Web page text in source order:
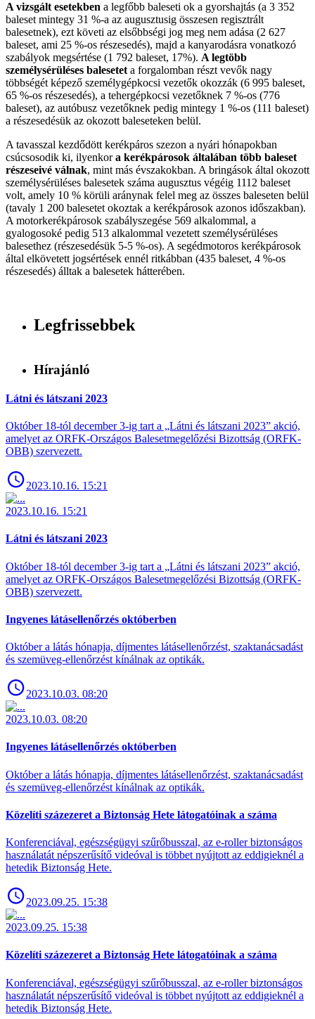
A vizsgált esetekben a legfőbb baleseti ok a gyorshajtás (a 3 352
baleset mintegy 31 %-a az augusztusig összesen regisztrált
balesetnek), ezt követi az elsőbbségi jog meg nem adása (2 627
baleset, ami 25 %-os részesedés), majd a kanyarodásra vonatkozó
szabályok megsértése (1 792 baleset, 17%). A legtöbb
személysérüléses balesetet a forgalomban részt vevők nagy
többségét képező személygépkocsi vezetők okozzák (6 995 baleset,
65 %-os részesedés), a tehergépkocsi vezetőknek 7 %-os (776
baleset), az autóbusz vezetőknek pedig mintegy 1 %-os (111 baleset)
a részesedésük az okozott baleseteken belül.
A tavasszal kezdődött kerékpáros szezon a nyári hónapokban
csúcsosodik ki, ilyenkora kerékpárosok általában több baleset
részeseivé válnak, mint más évszakokban. A bringások által okozott
személysérüléses balesetek száma augusztus végéig 1112 baleset
volt, amely 10 % körüli aránynak felel meg az összes baleseten belül
(tavaly 1 200 balesetet okoztak a kerékpárosok azonos időszakban).
A motorkerékpárosok szabályszegése 569 alkalommal, a
gyalogosoké pedig 513 alkalommal vezetett személysérüléses
balesethez (részesedésük 5-5 %-os). A segédmotoros kerékpárosok
által elkövetett jogsértések ennél ritkábban (435 baleset, 4 %-os
részesedés) álltak a balesetek hátterében.
Legfrissebbek
Hírajánló
Látni és látszani 2023
Október 18-tól december 3-ig tart a „Látni és látszani 2023” akció,
amelyet az ORFK-Országos Balesetmegelőzési Bizottság (ORFK-
OBB) szervezett.
2023.10.16. 15:21
2023.10.16. 15:21
Látni és látszani 2023
Október 18-tól december 3-ig tart a „Látni és látszani 2023” akció,
amelyet az ORFK-Országos Balesetmegelőzési Bizottság (ORFK-
OBB) szervezett.
Ingyenes látásellenőrzés októberben
Október a látás hónapja, díjmentes látásellenőrzést, szaktanácsadást
és szemüveg-ellenőrzést kínálnak az optikák.
2023.10.03. 08:20
2023.10.03. 08:20
Ingyenes látásellenőrzés októberben
Október a látás hónapja, díjmentes látásellenőrzést, szaktanácsadást
és szemüveg-ellenőrzést kínálnak az optikák.
Közelíti százezeret a Biztonság Hete látogatóinak a száma
Konferenciával, egészségügyi szűrőbusszal, az e-roller biztonságos
használatát népszerűsítő videóval is többet nyújtott az eddigieknél a
hetedik Biztonság Hete.
2023.09.25. 15:38
2023.09.25. 15:38
Közelíti százezeret a Biztonság Hete látogatóinak a száma
Konferenciával, egészségügyi szűrőbusszal, az e-roller biztonságos
használatát népszerűsítő videóval is többet nyújtott az eddigieknél a
hetedik Biztonság Hete.